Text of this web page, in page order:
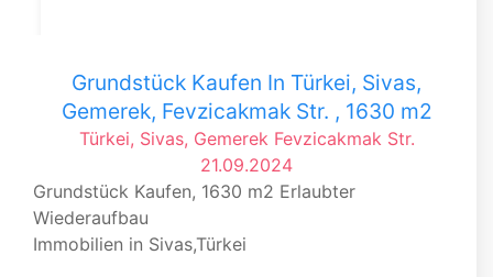
Grundstück Kaufen In Türkei, Sivas,
Gemerek, Fevzicakmak Str. , 1630 m2
Türkei, Sivas, Gemerek Fevzicakmak Str.
21.09.2024
Grundstück Kaufen, 1630 m2 Erlaubter
Wiederaufbau
Immobilien in Sivas,Türkei